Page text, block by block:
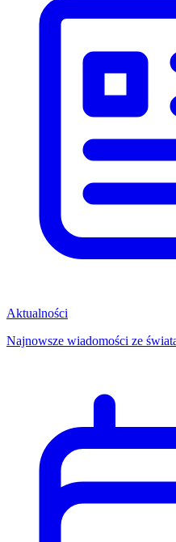
Aktualności
Najnowsze wiadomości ze